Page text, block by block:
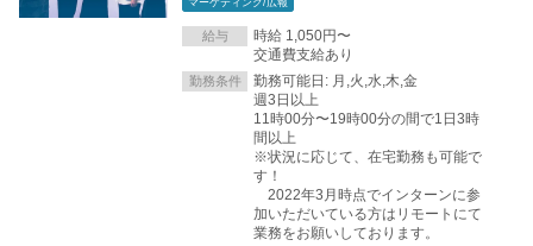
マーケティング/広報
給与
時給 1,050円〜
交通費支給あり
勤務条件
勤務可能日: 月,火,水,木,金
週3日以上
11時00分〜19時00分の間で1日3時
間以上
※状況に応じて、在宅勤務も可能で
す！
2022年3月時点でインターンに参
加いただいている方はリモートにて
業務をお願いしております。